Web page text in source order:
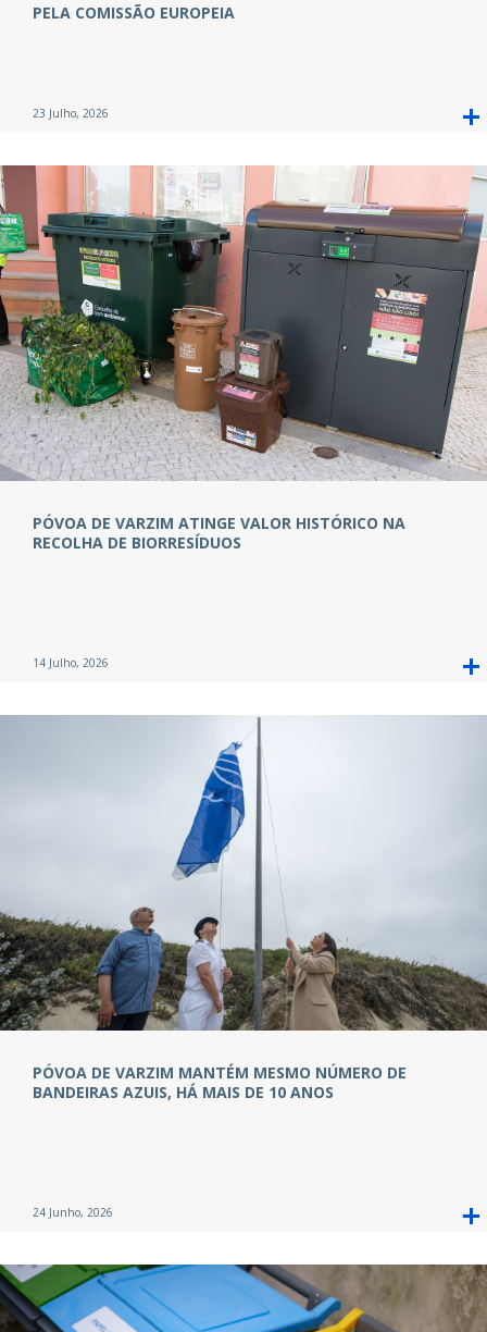
PELA COMISSÃO EUROPEIA
23 Julho, 2026
PÓVOA DE VARZIM ATINGE VALOR HISTÓRICO NA
RECOLHA DE BIORRESÍDUOS
14 Julho, 2026
PÓVOA DE VARZIM MANTÉM MESMO NÚMERO DE
BANDEIRAS AZUIS, HÁ MAIS DE 10 ANOS
24 Junho, 2026